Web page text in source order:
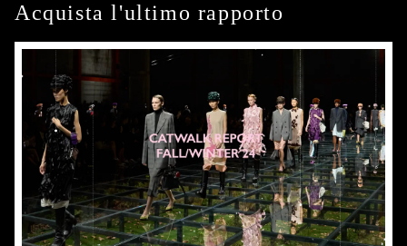
Acquista l'ultimo rapporto